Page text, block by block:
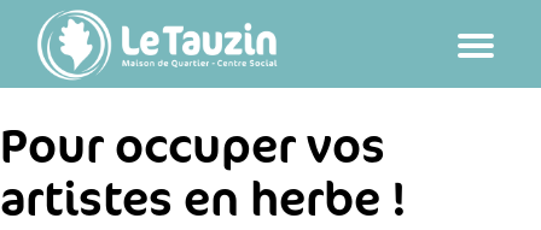
Passer
contenu
Pour occuper vos
artistes en herbe !